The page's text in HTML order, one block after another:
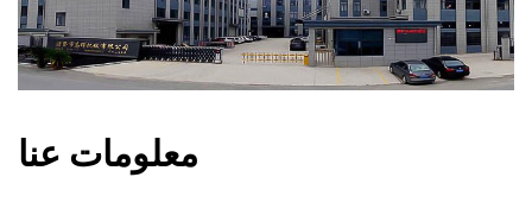
معلومات عنا